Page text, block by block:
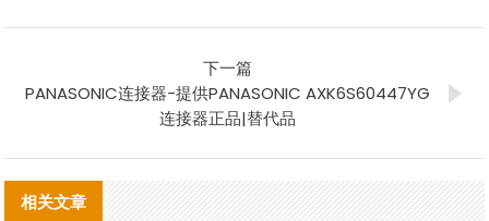
下一篇
PANASONIC连接器-提供PANASONIC AXK6S60447YG
连接器正品|替代品
相关文章